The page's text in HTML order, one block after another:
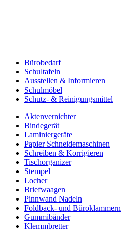
Bürobedarf
Schultafeln
Ausstellen & Informieren
Schulmöbel
Schutz- & Reinigungsmittel
Aktenvernichter
Bindegerät
Laminiergeräte
Papier Schneidemaschinen
Schreiben & Korrigieren
Tischorganizer
Stempel
Locher
Briefwaagen
Pinnwand Nadeln
Foldback- und Büroklammern
Gummibänder
Klemmbretter